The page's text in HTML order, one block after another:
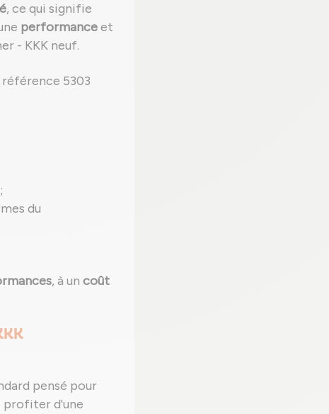
, ce qui signifie
performanceet
- KKK neuf.
5303
du
, à un coût
pensé pour
profiter d'une